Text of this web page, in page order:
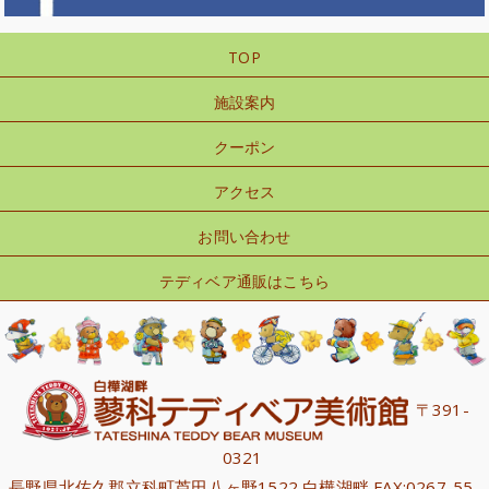
TOP
施設案内
クーポン
アクセス
お問い合わせ
テディベア通販はこちら
〒391-
0321